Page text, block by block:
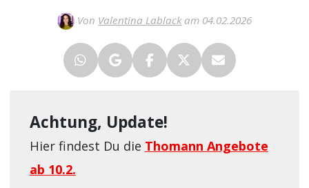
Von Valentina Lablack am 04.02.2026
Achtung, Update!
Hier findest Du die Thomann Angebote
ab 10.2.